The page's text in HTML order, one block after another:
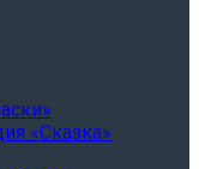
«Сказка»